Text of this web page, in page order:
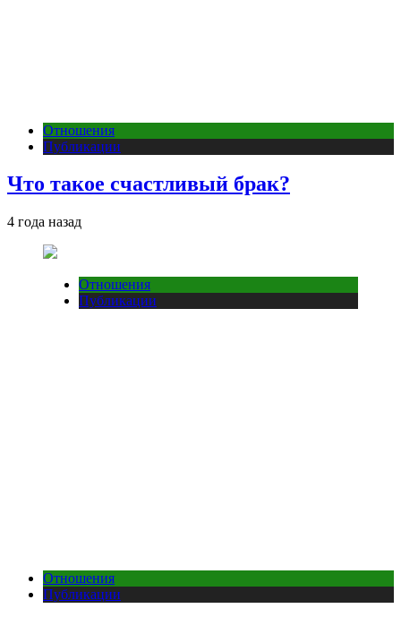
Отношения
Публикации
Что такое счастливый брак?
4 года назад
Отношения
Публикации
Отношения
Публикации